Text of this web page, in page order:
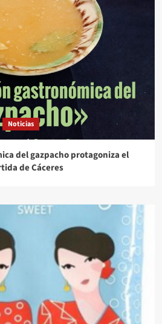
Noticias
del gazpacho protagoniza el
de Cáceres